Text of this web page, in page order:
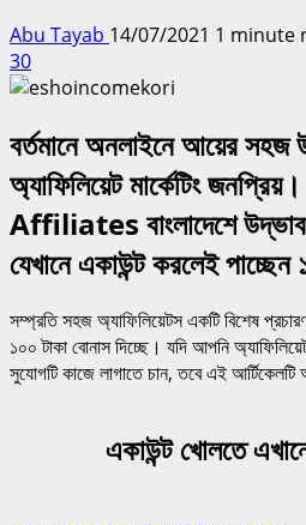
Abu Tayab 14/07/2021 1 minute
30
বর্তমানে অনলাইনে আয়ের সহজ
অ্যাফিলিয়েট মার্কেটিং
Affiliates বাংলাদেশে
যেখানে একাউন্ট করলেই
সম্প্রতি সহজ অ্যাফিলিয়েটস একটি বিশেষ
১০০ টাকা বোনাস দিচ্ছে। যদি আপনি
সুযোগটি কাজে লাগাতে চান, তবে এই
একাউন্ট খোলতে